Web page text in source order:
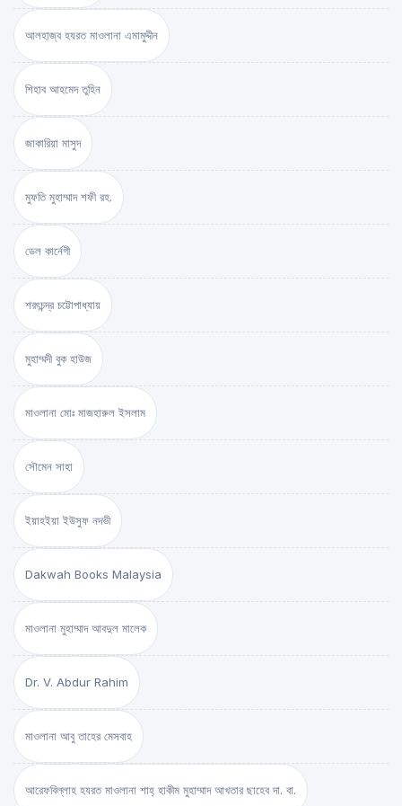
আলহাজ্ব হযরত মাওলানা এমামুদ্দীন
শিহাব আহমেদ তুহিন
জাকারিয়া মাসুদ
মুফতি মুহাম্মাদ শফী রহ.
ডেল কার্নেগী
শরৎচন্দ্র চট্টোপাধ্যায়
মুহাম্মদী বুক হাউজ
মাওলানা মোঃ মাজহারুল ইসলাম
সৌমেন সাহা
ইয়াহইয়া ইউসুফ নদভী
Dakwah Books Malaysia
মাওলানা মুহাম্মাদ আবদুল মালেক
Dr. V. Abdur Rahim
মাওলানা আবু তাহের মেসবাহ
আরেফবিল্লাহ হযরত মাওলানা শাহ্ হাকীম মুহাম্মাদ আখতার ছাহেব দা. বা.